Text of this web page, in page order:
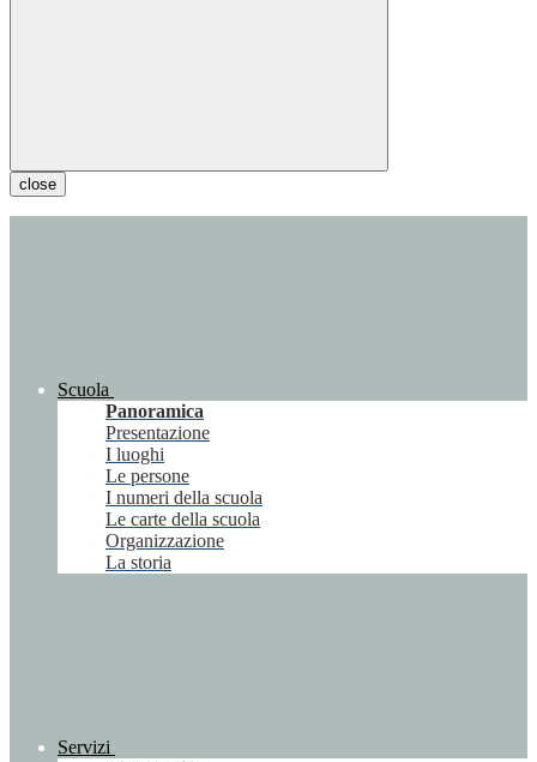
close
Scuola
Panoramica
Presentazione
I luoghi
Le persone
I numeri della scuola
Le carte della scuola
Organizzazione
La storia
Servizi